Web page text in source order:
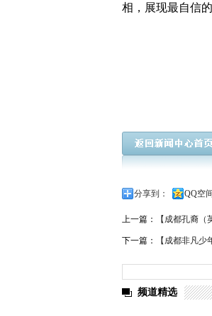
相，展现最自信
分享到： QQ空
上一篇： 【成都孔裔
下一篇： 【成都非凡
频道精选